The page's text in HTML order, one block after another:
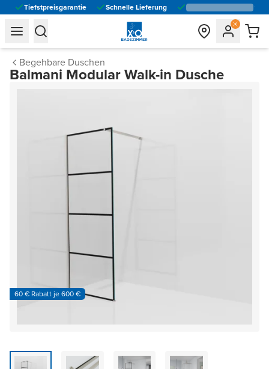
Tiefstpreisgarantie Schnelle Lieferung
general.navigation.toggle_menu.label
general.navigation.toggle_menu.label
Begehbare Duschen
Balmani Modular Walk-in Dusche
60 € Rabatt je 600 €